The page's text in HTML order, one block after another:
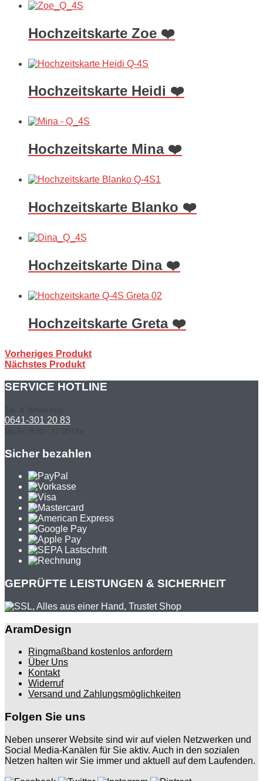
Hochzeitskarte Zoe ❤️
Hochzeitskarte Heidi ❤️
Hochzeitskarte Mina ❤️
Hochzeitskarte Blanko ❤️
Hochzeitskarte Dina ❤️
Hochzeitskarte Greta ❤️
Vorheriges Produkt
Nächstes Produkt
SERVICE HOTLINE
Tel. & WhatsApp:
0641-301 20 83
Mo-Fr: 9.00 - 17.00 Uhr
Sicher bezahlen
GEPRÜFTE LEISTUNGEN & SICHERHEIT
AramDesign
Ringmaßband kostenlos anfordern
Über Uns
Kontakt
Widerruf
Versand und Zahlungsmöglichkeiten
Folgen Sie uns
Neben unserer Website sind wir auf vielen Netzwerken und
Social Media-Kanälen für Sie aktiv. Auch in den sozialen
Netzen halten wir Sie immer und aktuell auf dem Laufenden.